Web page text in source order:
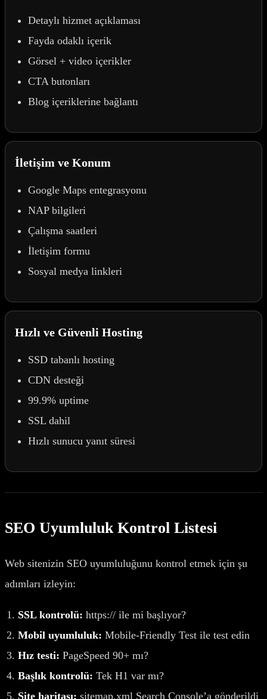
Detaylı hizmet açıklaması
Fayda odaklı içerik
Görsel + video içerikler
CTA butonları
Blog içeriklerine bağlantı
İletişim ve Konum
Google Maps entegrasyonu
NAP bilgileri
Çalışma saatleri
İletişim formu
Sosyal medya linkleri
Hızlı ve Güvenli Hosting
SSD tabanlı hosting
CDN desteği
99.9% uptime
SSL dahil
Hızlı sunucu yanıt süresi
SEO Uyumluluk Kontrol Listesi
Web sitenizin SEO uyumluluğunu kontrol etmek için şu
adımları izleyin:
SSL kontrolü: https:// ile mi başlıyor?
Mobil uyumluluk: Mobile-Friendly Test ile test edin
Hız testi: PageSpeed 90+ mı?
Başlık kontrolü: Tek H1 var mı?
Site haritası: sitemap.xml Search Console’a gönderildi